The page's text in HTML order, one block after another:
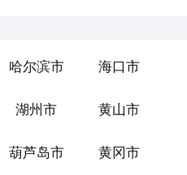
哈尔滨市 海口市
湖州市 黄山市
葫芦岛市 黄冈市